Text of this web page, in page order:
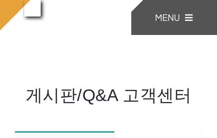
텐
MENU
COMPANY
게시판/Q&A 고객센터